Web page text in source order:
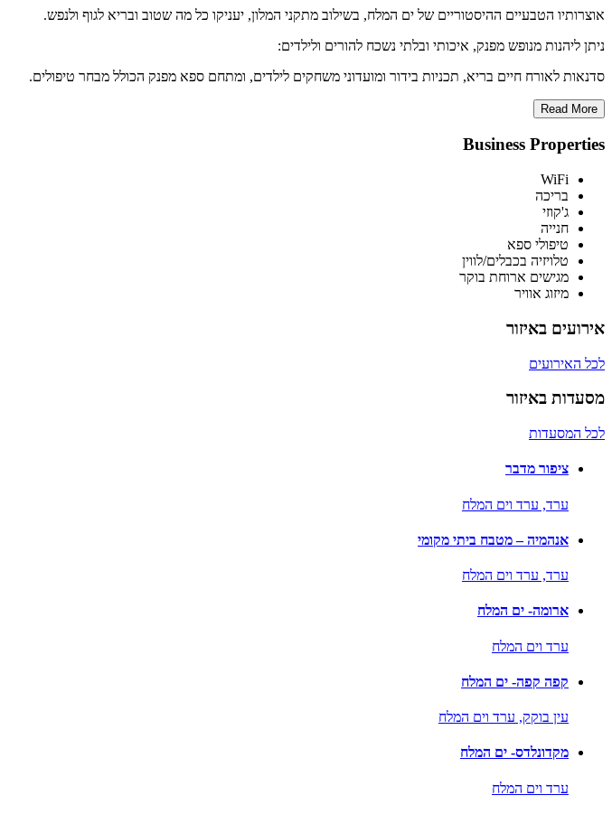
אוצרותיו הטבעיים ההיסטוריים של ים המלח, בשילוב מתקני המלון, יעניקו כל מה שטוב ובריא לגוף ולנפש.
ניתן ליהנות מנופש מפנק, איכותי ובלתי נשכח להורים ולילדים:
סדנאות לאורח חיים בריא, תכניות בידור ומועדוני משחקים לילדים, ומתחם ספא מפנק הכולל מבחר טיפולים.
Read More
Business Properties
WiFi
בריכה
ג'קוזי
חנייה
טיפולי ספא
טלויזיה בכבלים/לווין
מגישים ארוחת בוקר
מיזוג אוויר
אירועים באיזור
לכל האירועים
מסעדות באיזור
לכל המסעדות
ציפור מדבר
ערד, ערד וים המלח
אנהמיה – מטבח ביתי מקומי
ערד, ערד וים המלח
ארומה- ים המלח
ערד וים המלח
קפה קפה- ים המלח
עין בוקק, ערד וים המלח
מקדונלדס- ים המלח
ערד וים המלח